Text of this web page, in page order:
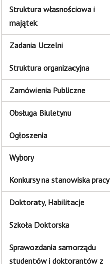
Struktura własnościowa i
majątek
Zadania Uczelni
Struktura organizacyjna
Zamówienia Publiczne
Obsługa Biuletynu
Ogłoszenia
Wybory
Konkursy na stanowiska pracy
Doktoraty, Habilitacje
Szkoła Doktorska
Sprawozdania samorządu
studentów i doktorantów z